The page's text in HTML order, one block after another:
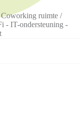
Coworking ruimte /
- IT-ondersteuning -